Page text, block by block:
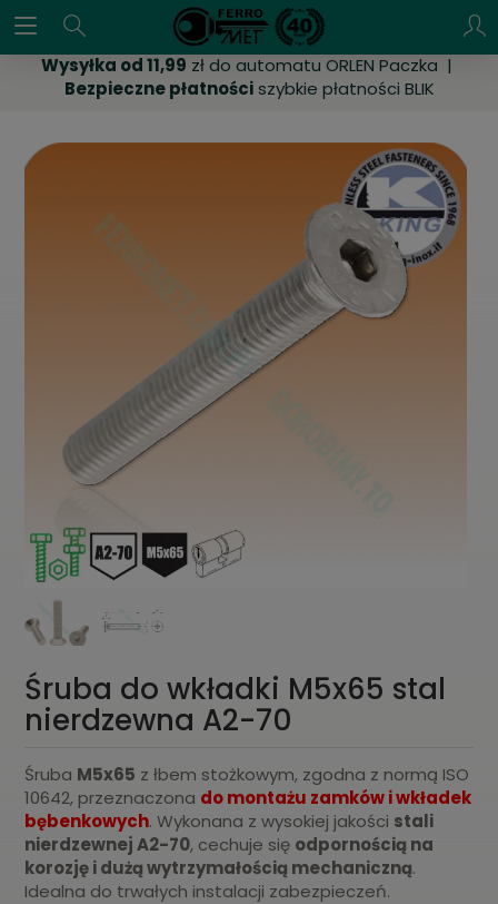
Wysyłka od 11,99 zł do automatu ORLEN Paczka |
Bezpieczne płatnościszybkie płatności BLIK
Śruba do wkładki M5x65 stal
nierdzewna A2-70
Śruba M5x65 z łbem stożkowym, zgodna z normą ISO
10642, przeznaczona do montażu zamków i wkładek
bębenkowych. Wykonana z wysokiej jakości stali
nierdzewnej A2-70, cechuje się odpornością na
korozję i dużą wytrzymałością mechaniczną.
Idealna do trwałych instalacji zabezpieczeń.